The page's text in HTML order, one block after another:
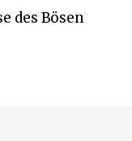
des Bösen